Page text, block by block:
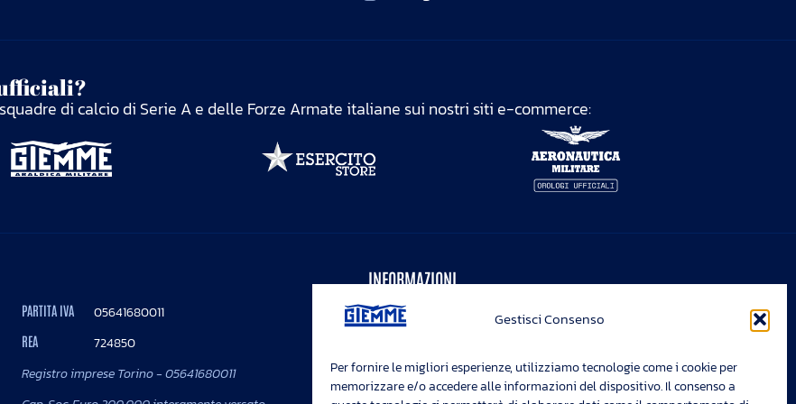
Gestisci Consenso
Per fornire le migliori esperienze, utilizziamo tecnologie come i cookie per
memorizzare e/o accedere alle informazioni del dispositivo. Il consenso a
di calcio di Serie A e delle Forze Armate italiane sui nostri siti e-commerce:
PARTITA IVA 05641680011
REA
724850
Registro imprese Torino - 05641680011
INFORMAZIONI
Privacy Policy
Cookie Policy
Segnalazioni whistleblowing
Note legali